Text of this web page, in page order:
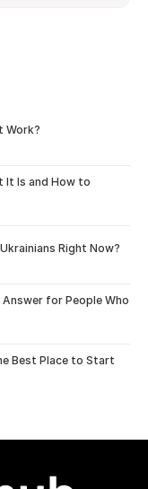
Work?
It Is and How to
Right Now?
for People Who
Best Place to Start